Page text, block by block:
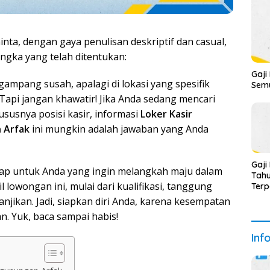
dengan gaya penulisan deskriptif dan casual,
yang telah ditentukan:
susah, apalagi di lokasi yang spesifik
jangan khawatir! Jika Anda sedang mencari
posisi kasir, informasi Loker Kasir
Arfak ini mungkin adalah jawaban yang Anda
untuk Anda yang ingin melangkah maju dalam
lowongan ini, mulai dari kualifikasi, tanggung
Jadi, siapkan diri Anda, karena kesempatan
Yuk, baca sampai habis!
Gaji
Gaji